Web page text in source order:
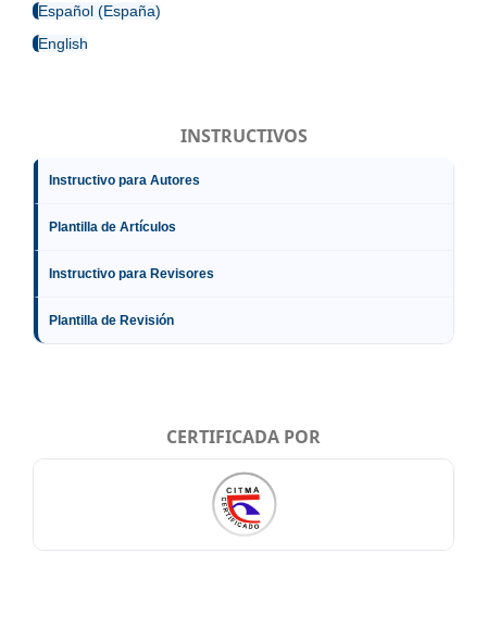
Español (España)
English
INSTRUCTIVOS
Instructivo para Autores
Plantilla de Artículos
Instructivo para Revisores
Plantilla de Revisión
CERTIFICADA POR